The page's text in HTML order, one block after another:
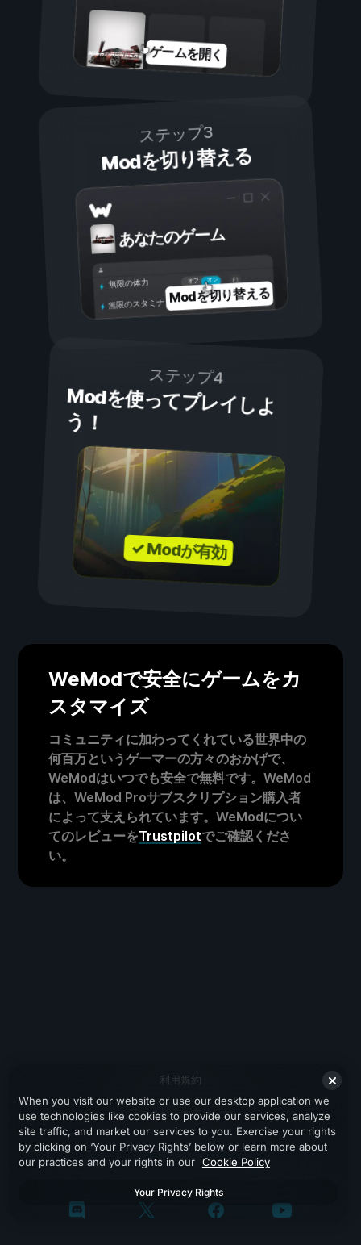
ゲームを開く
ステップ3
Modを切り替える
あなたのゲーム
オン
オフ
無限の体力
無限のスタミナ Modを切り替える
ステップ4
Modを使ってプレイしよ
う！
✓ Modが有効
WeModで安全にゲームをカ
スタマイズ
コミュニティに加わってくれている世界中の
何百万というゲーマーの方々のおかげで、
WeModはいつでも安全で無料です。WeMod
は、WeMod Proサブスクリプション購入者
によって支えられています。WeModについ
てのレビューをTrustpilotでご確認くださ
い。
利用規約
プライバシーポリシー
サポート
When you visit our website or use our desktop application we
use technologies like cookies to provide our services, analyze
site traffic, and market our services to you. Exercise your rights
by clicking on ‘Your Privacy Rights’ below or learn more about
our practices and your rights in our Cookie Policy
Your Privacy Rights